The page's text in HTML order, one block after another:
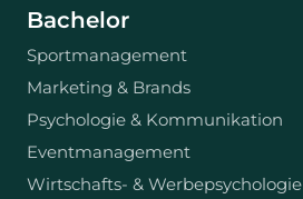
Bachelor
Sportmanagement
Marketing & Brands
Psychologie & Kommunikation
Eventmanagement
Wirtschafts- & Werbepsychologie